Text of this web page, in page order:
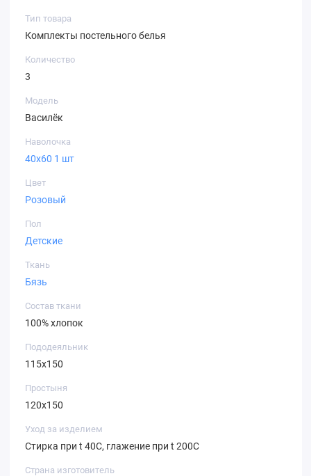
вид и первоначальную форму.
Тип товара
Комплекты постельного белья
Количество
3
Модель
Василёк
Наволочка
40х60 1 шт
Цвет
Розовый
Пол
Детские
Ткань
Бязь
Состав ткани
100% хлопок
Пододеяльник
115х150
Простыня
120х150
Уход за изделием
Стирка при t 40С, глажение при t 200С
Страна изготовитель